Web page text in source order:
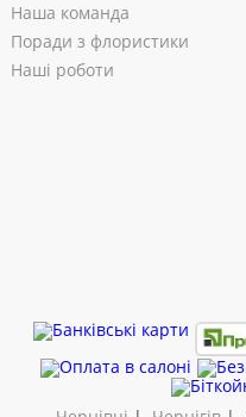
Наша команда
Поради з флористики
Наші роботи